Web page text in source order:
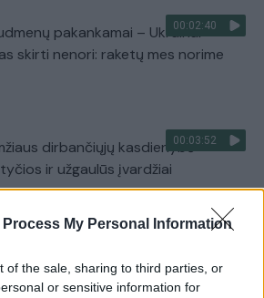
Process My Personal Information
of the sale, sharing to third parties, or
or sensitive information for
00:02:40
pakankamai – Ukrainai
skirti nenori: raketų mes norime
00:03:52
dirbančiųjų kasdienybė –
ir užgaulūs įvardžiai
nesuvokiamas išpuolis:
3 mokytojus ir 3 moksleivius